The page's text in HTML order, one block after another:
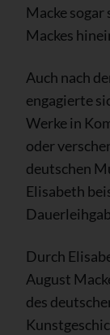
Macke
Mackes
Auch nach
engagierte
Werke in
oder
deutschen
Elisabeth
Durch
August
des